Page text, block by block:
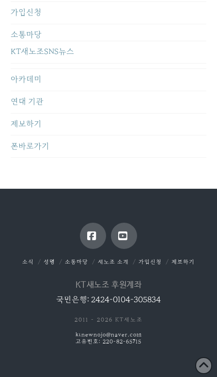
가입신청
소통마당
KT새노조SNS뉴스
아카데미
연대 기관
제보하기
폰바로가기
FacebookYouTube
소식 성명 소통마당 새노조 소개 가입신청 제보하기
KT새노조 후원계좌
국민은행: 2424-0104-305834
2011 - 2026 KT새노조
ktnewnojo@naver.com
고유번호: 220-82-65715